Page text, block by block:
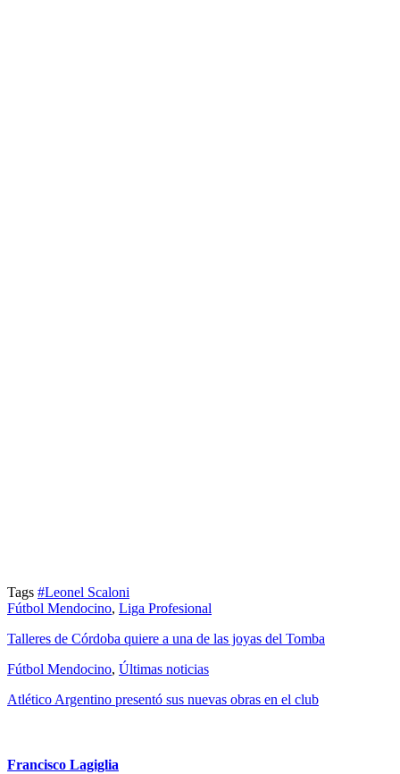
Tags #Leonel Scaloni
Fútbol Mendocino, Liga Profesional
Talleres de Córdoba quiere a una de las joyas del Tomba
Fútbol Mendocino, Últimas noticias
Atlético Argentino presentó sus nuevas obras en el club
Francisco Lagiglia